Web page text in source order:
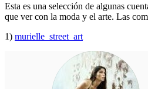
Esta es una selección de algunas
que ver con la moda y el arte. Las
1) murielle_street_art